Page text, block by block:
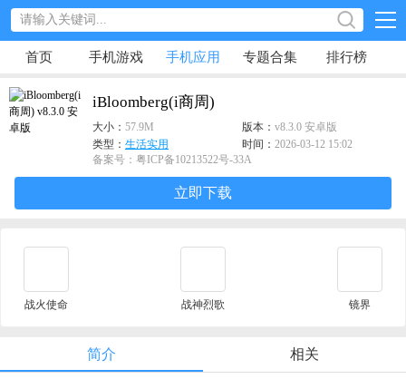
首页 手机游戏 手机应用 专题合集 排行榜
iBloomberg(i商周)
大小： 57.9M 版本： v8.3.0 安卓版
类型： 生活实用 时间： 2026-03-12 15:02
备案号：粤ICP备10213522号-33A
立即下载
战火使命 战神烈歌 镜界
简介 相关